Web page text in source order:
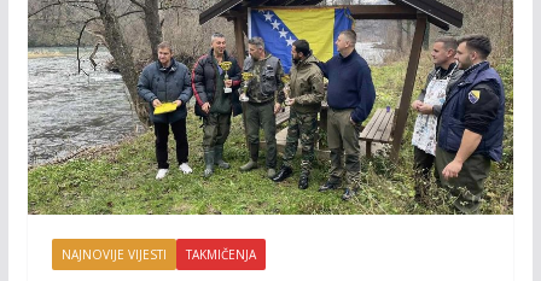
NAJNOVIJE VIJESTI TAKMIČENJA